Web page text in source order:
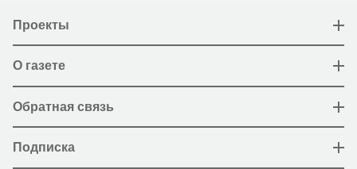
Проекты
О газете
Обратная связь
Подписка